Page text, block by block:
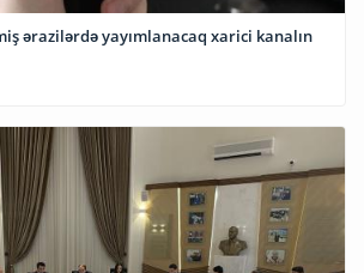
ərazilərdə yayımlanacaq xarici kanalın